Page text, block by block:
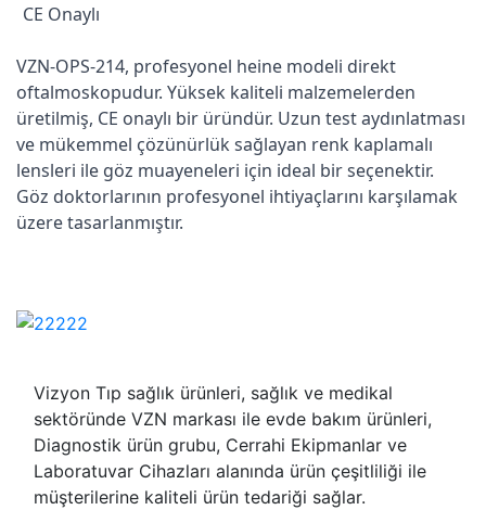
CE Onaylı
VZN-OPS-214, profesyonel heine modeli direkt
oftalmoskopudur. Yüksek kaliteli malzemelerden
üretilmiş, CE onaylı bir üründür. Uzun test aydınlatması
ve mükemmel çözünürlük sağlayan renk kaplamalı
lensleri ile göz muayeneleri için ideal bir seçenektir.
Göz doktorlarının profesyonel ihtiyaçlarını karşılamak
üzere tasarlanmıştır.
Vizyon Tıp sağlık ürünleri, sağlık ve medikal
sektöründe VZN markası ile evde bakım ürünleri,
Diagnostik ürün grubu, Cerrahi Ekipmanlar ve
Laboratuvar Cihazları alanında ürün çeşitliliği ile
müşterilerine kaliteli ürün tedariği sağlar.